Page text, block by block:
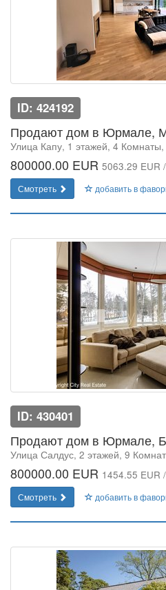
ID: 424192
Продают дом в Юрмале,
Улица Капу, 1 этажей, 4
800000.00 EUR 5063.29 EUR
Смотреть добавить в
ID: 430401
Продают дом в Юрмале,
Улица Салдус, 2 этажей, 9
800000.00 EUR 1454.55 EUR
Смотреть добавить в